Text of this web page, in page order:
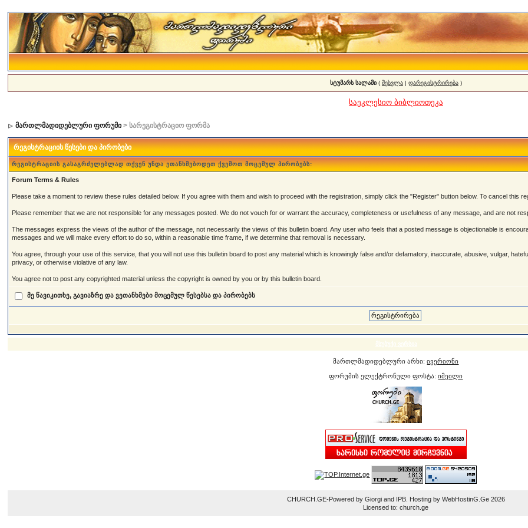
სტუმარს სალამი( შესვლა| დარეგისტრირება)
საეკლესიო ბიბლიოთეკა
მართლმადიდებლური ფორუმი > სარეგისტრაციო ფორმა
რეგისტრაციის წესები და პირობები
რეგისტრაციის გასაგრძელებლად თქვენ უნდა ეთანხმებოდეთ ქვემოთ მოცემულ პირობებს:
Forum Terms & Rules
Please take a moment to review these rules detailed below. If you agree with them and wish to proceed with the registration, simply click the "Register" button below. To cancel this
Please remember that we are not responsible for any messages posted. We do not vouch for or warrant the accuracy, completeness or usefulness of any message, and are not
The messages express the views of the author of the message, not necessarily the views of this bulletin board. Any user who feels that a posted message is objectionable is
messages and we will make every effort to do so, within a reasonable time frame, if we determine that removal is necessary.
You agree, through your use of this service, that you will not use this bulletin board to post any material which is knowingly false and/or defamatory, inaccurate, abusive, vulgar,
privacy, or otherwise violative of any law.
You agree not to post any copyrighted material unless the copyright is owned by you or by this bulletin board.
მე წავიკითხე, გავიაზრე და ვეთანხმები მოცემულ წესებსა და პირობებს
მსუბუქი ვერსია
მართლმადიდებლური არხი:ივერიონი
ფორუმის ელექტრონული ფოსტა:იმეილი
CHURCH.GE-Powered by Giorgi and IPB. Hosting by WebHostinG.Ge 2026
Licensed to: church.ge